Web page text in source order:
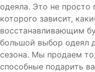
одеяла. Это не просто
которого зависит,
восстанавливающим
большой выбор одеял
сезона. Мы продаем
способные подарить